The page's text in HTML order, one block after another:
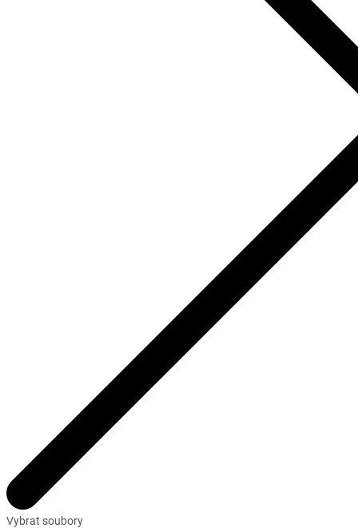
Vybrat soubory